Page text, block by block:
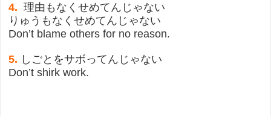
4. 理由もなくせめてんじゃない
りゅうもなくせめてんじゃない
Don’t blame others for no reason.
5. しごとをサボってんじゃない
Don’t shirk work.